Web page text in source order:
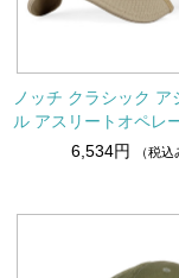
ノッチ クラシック ア
ル アスリートオペレ
6,534円
（税込